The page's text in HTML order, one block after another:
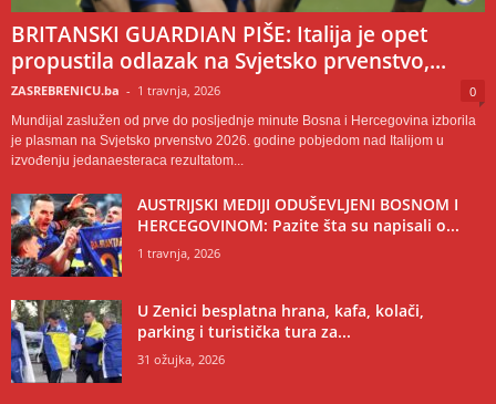
BRITANSKI GUARDIAN PIŠE: Italija je opet
propustila odlazak na Svjetsko prvenstvo,...
ZASREBRENICU.ba - 1 travnja, 2026 0
Mundijal zaslužen od prve do posljednje minute Bosna i Hercegovina izborila
je plasman na Svjetsko prvenstvo 2026. godine pobjedom nad Italijom u
izvođenju jedanaesteraca rezultatom...
AUSTRIJSKI MEDIJI ODUŠEVLJENI BOSNOM I
HERCEGOVINOM: Pazite šta su napisali o...
1 travnja, 2026
U Zenici besplatna hrana, kafa, kolači,
parking i turistička tura za...
31 ožujka, 2026